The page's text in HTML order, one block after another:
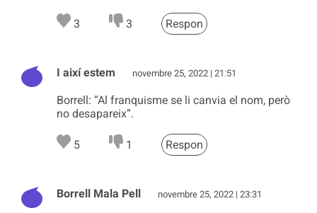
3 3 Respon
I així estem novembre 25, 2022 | 21:51
Borrell: “Al franquisme se li canvia el nom, però
no desapareix”.
5 1 Respon
Borrell Mala Pell novembre 25, 2022 | 23:31